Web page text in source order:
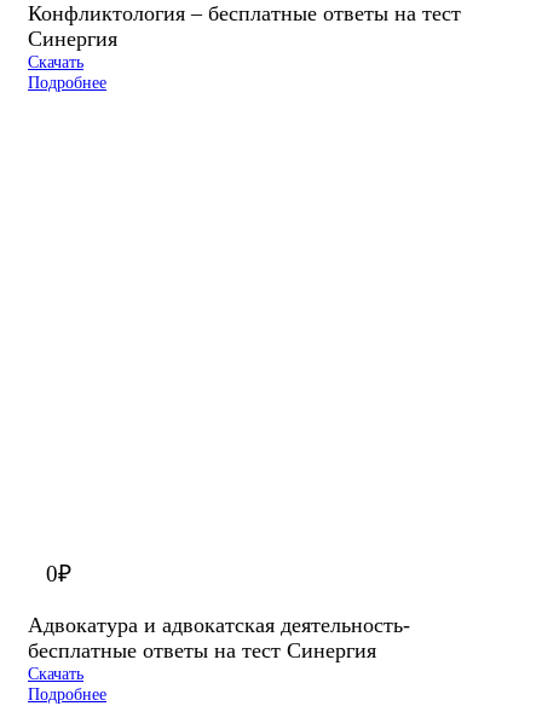
Конфликтология – бесплатные ответы на тест
Синергия
Скачать
Подробнее
0₽
Адвокатура и адвокатская деятельность-
бесплатные ответы на тест Синергия
Скачать
Подробнее